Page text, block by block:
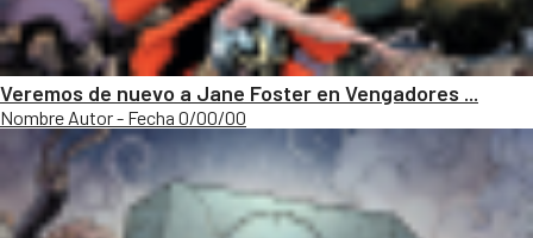
Veremos de nuevo a Jane Foster en Vengadores ...
Nombre Autor - Fecha 0/00/00